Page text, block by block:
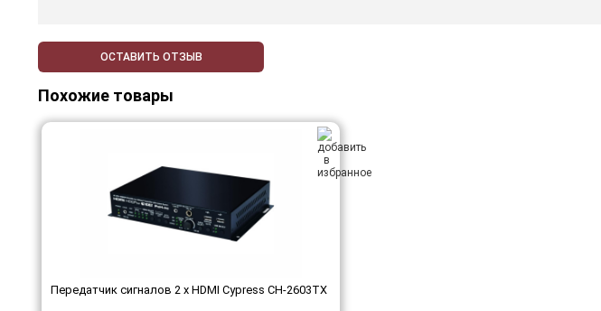
ОСТАВИТЬ ОТЗЫВ
Похожие товары
Передатчик сигналов 2 х HDMI Cypress CH-2603TX